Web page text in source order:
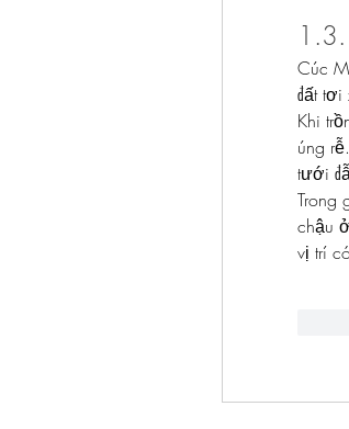
Cúc
đất
Khi
úng
tưới
Trong
chậu
vị trí